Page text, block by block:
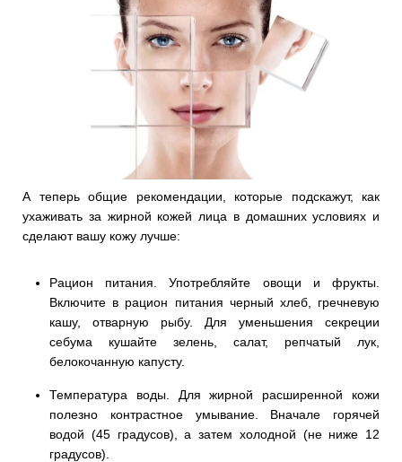
А теперь общие рекомендации, которые подскажут, как
ухаживать за жирной кожей лица в домашних условиях и
сделают вашу кожу лучше:
Рацион питания. Употребляйте овощи и фрукты.
Включите в рацион питания черный хлеб, гречневую
кашу, отварную рыбу. Для уменьшения секреции
себума кушайте зелень, салат, репчатый лук,
белокочанную капусту.
Температура воды. Для жирной расширенной кожи
полезно контрастное умывание. Вначале горячей
водой (45 градусов), а затем холодной (не ниже 12
градусов).